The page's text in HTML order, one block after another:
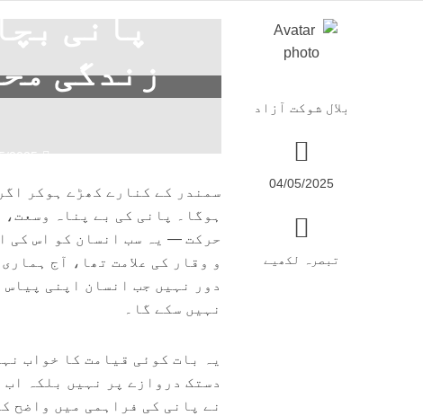
بلال شوکت آزاد
04/05/2025
تبصرہ لکھیے
پانی
زندگی
2025
سمندر کے کنارے کھڑے ہوکر
ہوگا۔ پانی کی بے پناہ
حرکت — یہ سب انسان کو اس کی
و وقار کی علامت تھا، آج
دور نہیں جب انسان اپنی
نہیں سکے گا۔
یہ بات کوئی قیامت کا خواب
نے پانی کی فراہمی میں واضح